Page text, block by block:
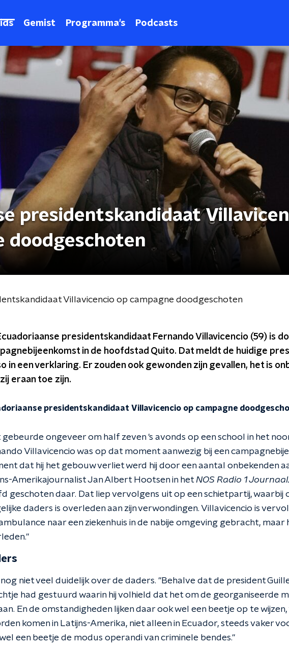
Gemist Programma's Podcasts
presidentskandidaat
doodgeschoten
Villavicencio op campagne doodgeschoten
presidentskandidaat Fernando Villavicencio (59) is
in de hoofdstad Quito. Dat meldt de huidige
in een verklaring. Er zouden ook gewonden zijn gevallen, het is
eraan toe zijn.
presidentskandidaat Villavicencio op campagne
ongeveer om half zeven 's avonds op een school in het
Villavicencio was op dat moment aanwezig bij een
dat hij het gebouw verliet werd hij door een aantal onbekenden
Amerikajournalist Jan Albert Hootsen in het NOS Radio 1
geschoten daar. Dat liep vervolgens uit op een schietpartij, waarbij
daders is overleden aan zijn verwondingen. Villavicencio is
naar een ziekenhuis in de nabije omgeving gebracht, maar
nog niet veel duidelijk over de daders. "Behalve dat de president
had gestuurd waarin hij volhield dat het om de georganiseerde
En de omstandigheden lijken daar ook wel een beetje op te
komen in Latijns-Amerika, niet alleen in Ecuador, steeds vaker
een beetje de modus operandi van criminele bendes."